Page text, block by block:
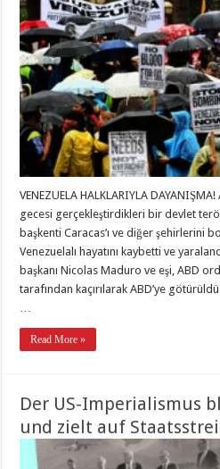
VENEZUELA HALKLARIYLA
gecesi gerçekleştirdikleri bir devlet
başkenti Caracas’ı ve diğer şehirlerini
Venezuelalı hayatını kaybetti ve
başkanı Nicolas Maduro ve eşi, ABD
tarafından kaçırılarak ABD’ye
Read More »
Der US-Imperialismus
und zielt auf